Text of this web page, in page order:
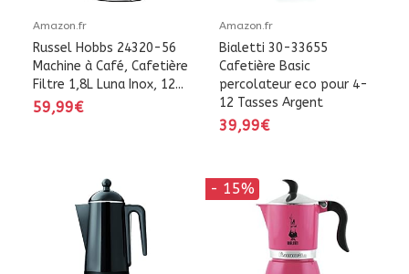
Amazon.fr
Russel Hobbs 24320-56
Machine à Café, Cafetière
Filtre 1,8L Luna Inox, 12...
59,99€
Amazon.fr
Bialetti 30-33655
Cafetière Basic
percolateur eco pour 4-
12 Tasses Argent
39,99€
- 15%